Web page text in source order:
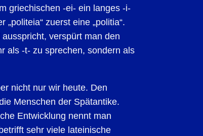
griechischen -ei- ein langes -i-
„politeia“ zuerst eine „politia“.
verspürt man den
als -t- zu sprechen, sondern als
nicht nur wir heute. Den
Menschen der Spätantike.
Entwicklung nennt man
sehr viele lateinische